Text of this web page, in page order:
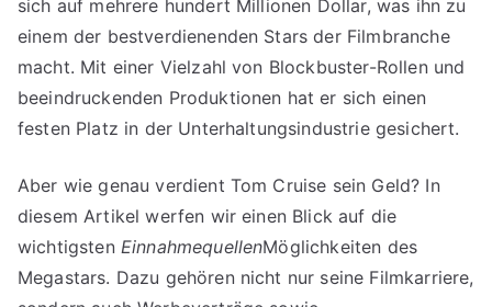
sich auf mehrere hundert Millionen Dollar, was ihn zu
einem der bestverdienenden Stars der Filmbranche
macht. Mit einer Vielzahl von Blockbuster-Rollen und
beeindruckenden Produktionen hat er sich einen
festen Platz in der Unterhaltungsindustrie gesichert.
Aber wie genau verdient Tom Cruise sein Geld? In
diesem Artikel werfen wir einen Blick auf die
wichtigsten EinnahmequellenMöglichkeiten des
Megastars. Dazu gehören nicht nur seine Filmkarriere,